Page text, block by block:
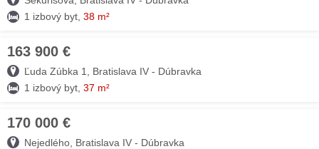
1 izbový byt, 38 m²
163 900 €
Ľuda Zúbka 1, Bratislava IV - Dúbravka
1 izbový byt, 37 m²
170 000 €
Nejedlého, Bratislava IV - Dúbravka